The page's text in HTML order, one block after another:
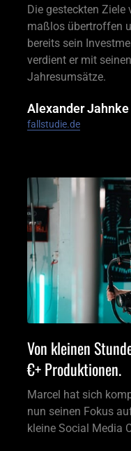
Die gesteckten Ziele
maßlos übertroffen
bereits sein
verdient er mit
Jahresumsätze.
Alexander Jahnke
fallstudie.de
Von kleinen
€+ Produktionen.
Marcel hat sich
nun seinen Fokus
kleine Social Media